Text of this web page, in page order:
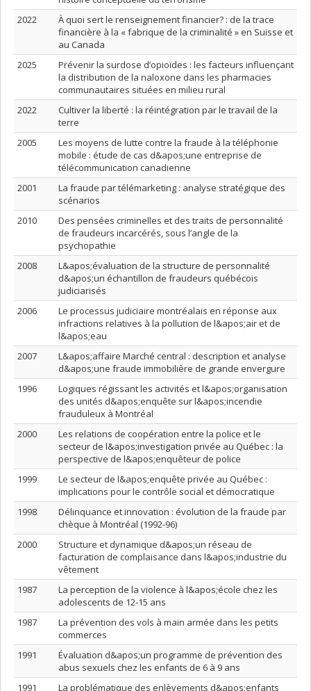
2022
À quoi sert le renseignement financier? : de la trace
financière à la « fabrique de la criminalité » en Suisse et
au Canada
2025
Prévenir la surdose d’opioïdes : les facteurs influençant
la distribution de la naloxone dans les pharmacies
communautaires situées en milieu rural
2022
Cultiver la liberté : la réintégration par le travail de la
terre
2005
Les moyens de lutte contre la fraude à la téléphonie
mobile : étude de cas d&apos;une entreprise de
télécommunication canadienne
2001
La fraude par télémarketing : analyse stratégique des
scénarios
2010
Des pensées criminelles et des traits de personnalité
de fraudeurs incarcérés, sous l’angle de la
psychopathie
2008
L&apos;évaluation de la structure de personnalité
d&apos;un échantillon de fraudeurs québécois
judiciarisés
2006
Le processus judiciaire montréalais en réponse aux
infractions relatives à la pollution de l&apos;air et de
l&apos;eau
2007
L&apos;affaire Marché central : description et analyse
d&apos;une fraude immobilière de grande envergure
1996
Logiques régissant les activités et l&apos;organisation
des unités d&apos;enquête sur l&apos;incendie
frauduleux à Montréal
2000
Les relations de coopération entre la police et le
secteur de l&apos;investigation privée au Québec : la
perspective de l&apos;enquêteur de police
1999
Le secteur de l&apos;enquête privée au Québec :
implications pour le contrôle social et démocratique
1998
Délinquance et innovation : évolution de la fraude par
chèque à Montréal (1992-96)
2000
Structure et dynamique d&apos;un réseau de
facturation de complaisance dans l&apos;industrie du
vêtement
1987
La perception de la violence à l&apos;école chez les
adolescents de 12-15 ans
1987
La prévention des vols à main armée dans les petits
commerces
1991
Évaluation d&apos;un programme de prévention des
abus sexuels chez les enfants de 6 à 9 ans
1991
La problématique des enlèvements d&apos;enfants